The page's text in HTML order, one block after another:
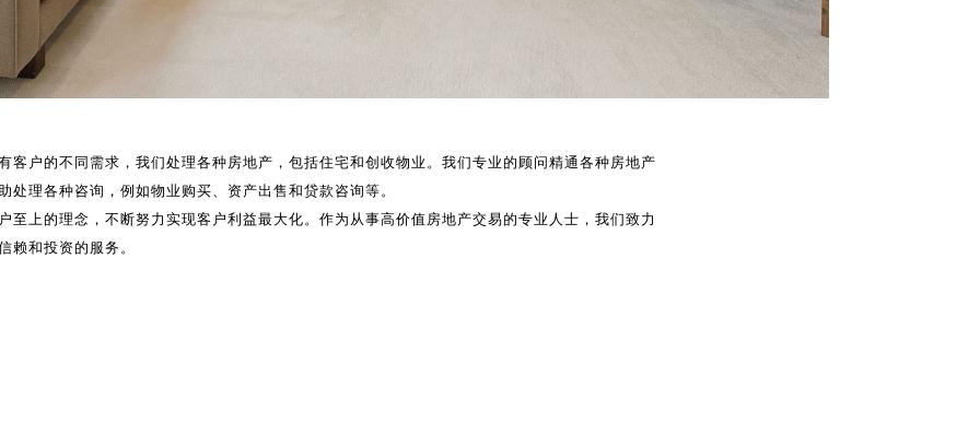
客户的不同需求，我们处理各种房地产，包括住宅和创收物业。我们专业的顾问精通各种房地产
处理各种咨询，例如物业购买、资产出售和贷款咨询等。
至上的理念，不断努力实现客户利益最大化。作为从事高价值房地产交易的专业人士，我们致力
赖和投资的服务。